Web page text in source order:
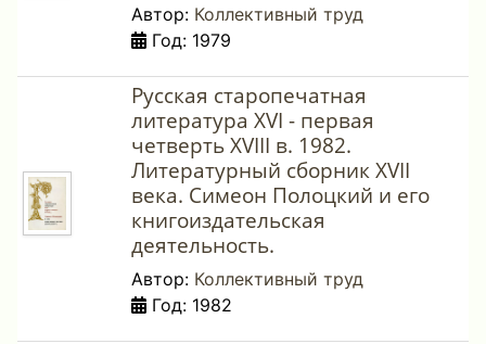
Автор: Коллективный труд
Год: 1979
Русская старопечатная
литература XVI - первая
четверть XVIII в. 1982.
Литературный сборник XVII
века. Симеон Полоцкий и его
книгоиздательская
деятельность.
Автор: Коллективный труд
Год: 1982